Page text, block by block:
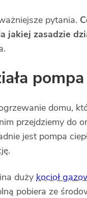
pytania.
jakiej zasadzie
pompa
domu,
przejdziemy do
jest pompa
duży kocioł
pobiera ze